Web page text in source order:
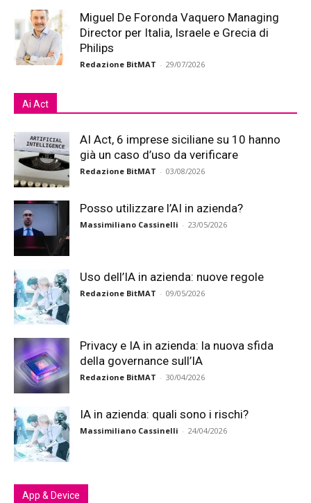
Miguel De Foronda Vaquero Managing
Director per Italia, Israele e Grecia di
Philips
Redazione BitMAT - 29/07/2026
Ai Act
AI Act, 6 imprese siciliane su 10 hanno
già un caso d’uso da verificare
Redazione BitMAT - 03/08/2026
Posso utilizzare l’AI in azienda?
Massimiliano Cassinelli - 23/05/2026
Uso dell’IA in azienda: nuove regole
Redazione BitMAT - 09/05/2026
Privacy e IA in azienda: la nuova sfida
della governance sull’IA
Redazione BitMAT - 30/04/2026
IA in azienda: quali sono i rischi?
Massimiliano Cassinelli - 24/04/2026
App & Device